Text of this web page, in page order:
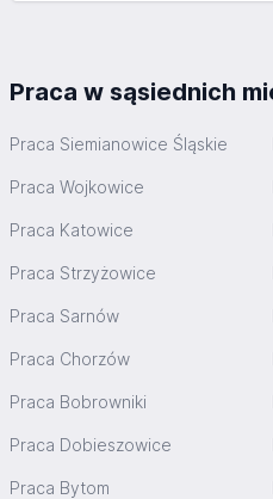
Praca w sąsiednich
Praca Siemianowice Śląskie
Praca Wojkowice
Praca Katowice
Praca Strzyżowice
Praca Sarnów
Praca Chorzów
Praca Bobrowniki
Praca Dobieszowice
Praca Bytom